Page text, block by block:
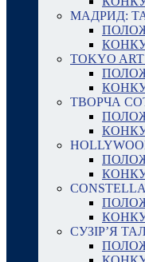
МАДРИД:
TOKYO
ТВОРЧА
СУЗІР’Я